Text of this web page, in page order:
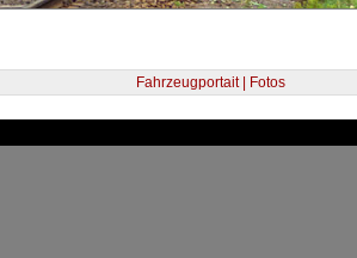
Fahrzeugportait | Fotos